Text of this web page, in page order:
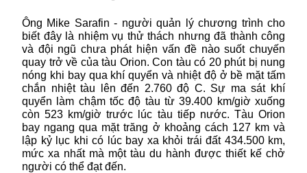
Ông Mike Sarafin - người quản lý chương trình cho
biết đây là nhiệm vụ thử thách nhưng đã thành công
và đội ngũ chưa phát hiện vấn đề nào suốt chuyến
quay trở về của tàu Orion. Con tàu có 20 phút bị nung
nóng khi bay qua khí quyển và nhiệt độ ở bề mặt tấm
chắn nhiệt tàu lên đến 2.760 độ C. Sự ma sát khí
quyển làm chậm tốc độ tàu từ 39.400 km/giờ xuống
còn 523 km/giờ trước lúc tàu tiếp nước. Tàu Orion
bay ngang qua mặt trăng ở khoảng cách 127 km và
lập kỷ lục khi có lúc bay xa khỏi trái đất 434.500 km,
mức xa nhất mà một tàu du hành được thiết kế chở
người có thể đạt đến.